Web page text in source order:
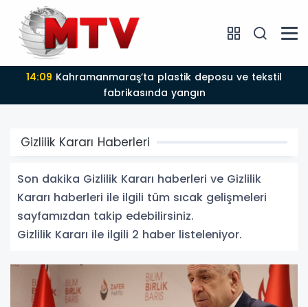
14:09
fabrikasında yangın
Gizlilik Kararı Haberleri
Son dakika Gizlilik Kararı haberleri ve Gizlilik
Kararı haberleri ile ilgili tüm sıcak gelişmeleri
sayfamızdan takip edebilirsiniz.
Gizlilik Kararı ile ilgili 2 haber listeleniyor.